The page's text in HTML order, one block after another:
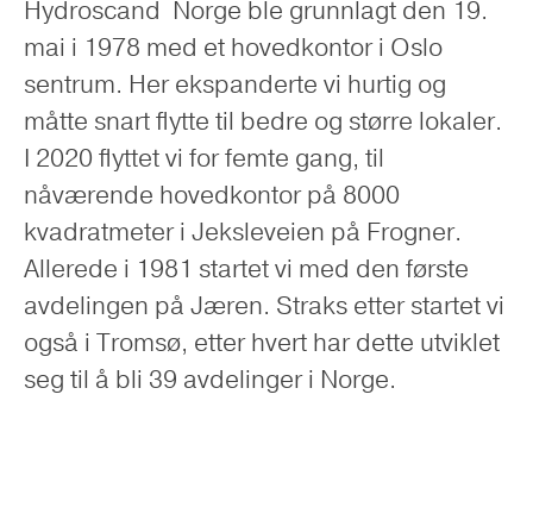
Hydroscand Norge ble grunnlagt den 19.
mai i 1978 med et hovedkontor i Oslo
sentrum. Her ekspanderte vi hurtig og
måtte snart flytte til bedre og større lokaler.
I 2020 flyttet vi for femte gang, til
nåværende hovedkontor på 8000
kvadratmeter i Jeksleveien på Frogner.
Allerede i 1981 startet vi med den første
avdelingen på Jæren. Straks etter startet vi
også i Tromsø, etter hvert har dette utviklet
seg til å bli 39 avdelinger i Norge.